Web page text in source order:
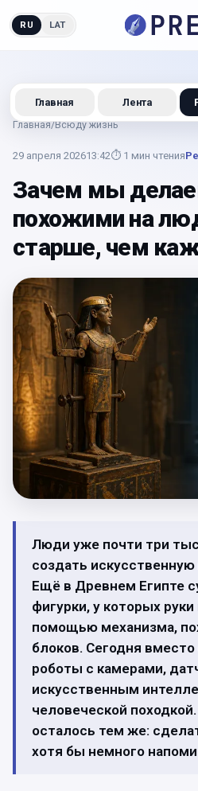
RU LAT
Главная/Всюду жизнь
29 апреля 202613:42⏱ 1 мин чтения
Зачем мы
похожими на
старше, чем
Люди уже почти три
создать
Ещё в Древнем Египте
фигурки, у которых
помощью механизма,
блоков. Сегодня вместо
роботы с камерами,
искусственным
человеческой
осталось тем же:
хотя бы немного
Главная Лента